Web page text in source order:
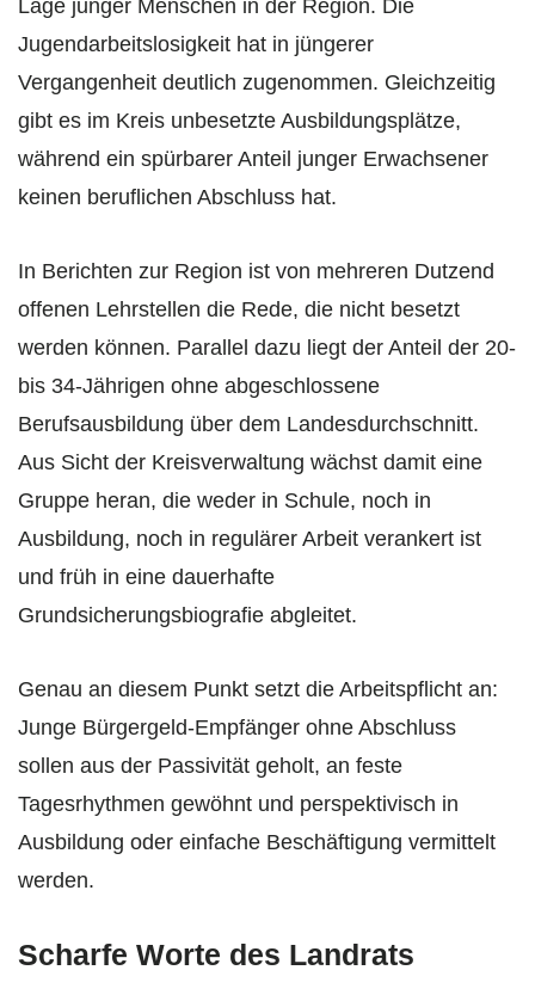
Lage junger Menschen in der Region. Die
Jugendarbeitslosigkeit hat in jüngerer
Vergangenheit deutlich zugenommen. Gleichzeitig
gibt es im Kreis unbesetzte Ausbildungsplätze,
während ein spürbarer Anteil junger Erwachsener
keinen beruflichen Abschluss hat.
In Berichten zur Region ist von mehreren Dutzend
offenen Lehrstellen die Rede, die nicht besetzt
werden können. Parallel dazu liegt der Anteil der 20-
bis 34-Jährigen ohne abgeschlossene
Berufsausbildung über dem Landesdurchschnitt.
Aus Sicht der Kreisverwaltung wächst damit eine
Gruppe heran, die weder in Schule, noch in
Ausbildung, noch in regulärer Arbeit verankert ist
und früh in eine dauerhafte
Grundsicherungsbiografie abgleitet.
Genau an diesem Punkt setzt die Arbeitspflicht an:
Junge Bürgergeld-Empfänger ohne Abschluss
sollen aus der Passivität geholt, an feste
Tagesrhythmen gewöhnt und perspektivisch in
Ausbildung oder einfache Beschäftigung vermittelt
werden.
Scharfe Worte des Landrats